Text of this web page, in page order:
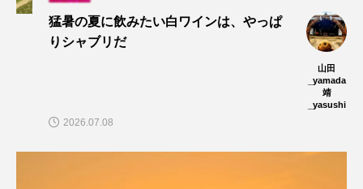
猛暑の夏に飲みたい白ワインは、やっぱ
りシャブリだ
山田
_yamada
靖
_yasushi
2026.07.08